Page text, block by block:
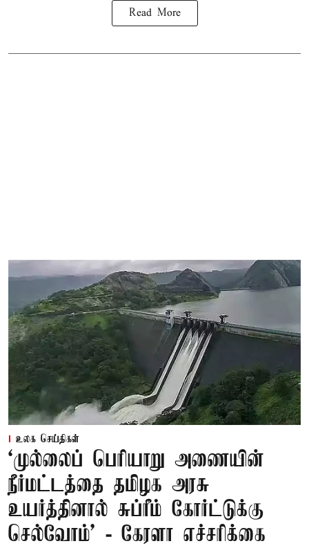
Read More
உலக செய்திகள்
‘முல்லைப் பெரியாறு அணையின்
நீர்மட்டத்தை தமிழக அரசு
உயர்த்தினால் சுப்ரீம் கோர்ட்டுக்கு
செல்வோம்' - கேரளா எச்சரிக்கை